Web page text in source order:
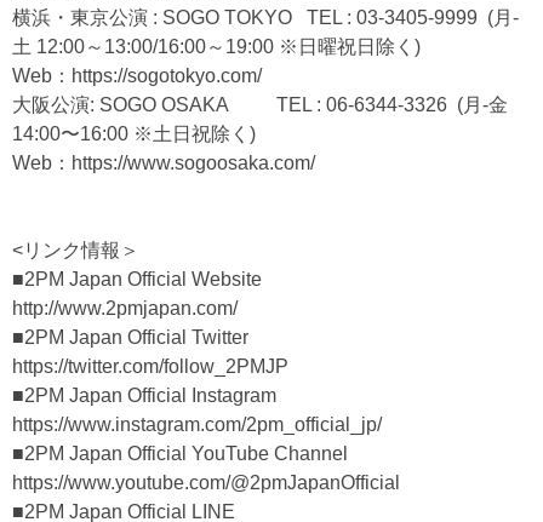
横浜・東京公演 : SOGO TOKYO TEL : 03-3405-9999 (月-
土 12:00～13:00/16:00～19:00 ※日曜祝日除く)
Web： https://sogotokyo.com/
大阪公演: SOGO OSAKA TEL : 06-6344-3326 (月-金
14:00〜16:00 ※土日祝除く)
Web： https://www.sogoosaka.com/
<リンク情報＞
■2PM Japan Official Website
http://www.2pmjapan.com/
■2PM Japan Official Twitter
https://twitter.com/follow_2PMJP
■2PM Japan Official Instagram
https://www.instagram.com/2pm_official_jp/
■2PM Japan Official YouTube Channel
https://www.youtube.com/@2pmJapanOfficial
■2PM Japan Official LINE